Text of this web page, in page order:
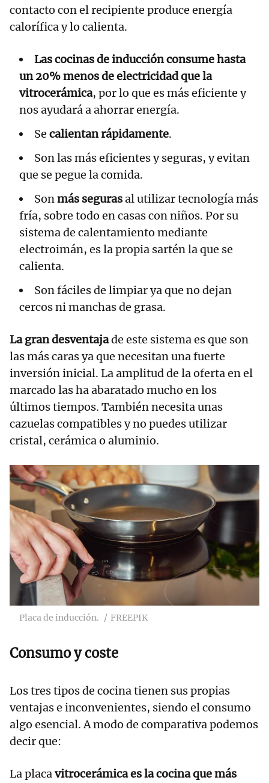
contacto con el recipiente produce energía
calorífica y lo calienta.
Las cocinas de inducción consume hasta
un 20% menos de electricidad que la
vitrocerámica, por lo que es más eficiente y
nos ayudará a ahorrar energía.
Se calientan rápidamente.
Son las más eficientes y seguras, y evitan
que se pegue la comida.
Sonmás segurasal utilizar tecnología más
fría, sobre todo en casas con niños. Por su
sistema de calentamiento mediante
electroimán, es la propia sartén la que se
calienta.
Son fáciles de limpiar ya que no dejan
cercos ni manchas de grasa.
La gran desventajade este sistema es que son
las más caras ya que necesitan una fuerte
inversión inicial. La amplitud de la oferta en el
marcado las ha abaratado mucho en los
últimos tiempos. También necesita unas
cazuelas compatibles y no puedes utilizar
cristal, cerámica o aluminio.
Placa de inducción. FREEPIK
Consumo y coste
Los tres tipos de cocina tienen sus propias
ventajas e inconvenientes, siendo el consumo
algo esencial. A modo de comparativa podemos
decir que:
La placavitrocerámica es la cocina que más